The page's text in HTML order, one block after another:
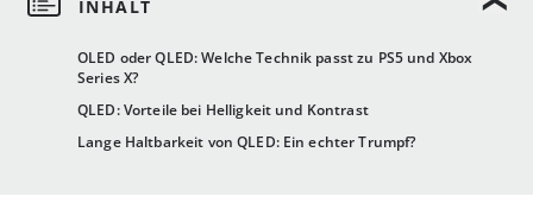
OLED oder QLED: Welche Technik passt zu PS5 und Xbox
Series X?
QLED: Vorteile bei Helligkeit und Kontrast
Lange Haltbarkeit von QLED: Ein echter Trumpf?